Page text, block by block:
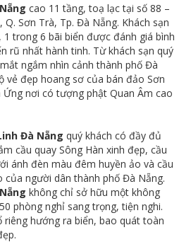
cao 11 tầng, toạ lạc tại số 88 –
Q. Sơn Trà, Tp. Đà Nẵng. Khách sạn
trong 6 bãi biển được đánh giá bình
rũ nhất hành tinh. Từ khách sạn quý
ngắm nhìn cảnh thành phố Đà
vẻ đẹp hoang sơ của bán đảo Sơn
Ứng nơi có tượng phật Quan Âm cao
Đà Nẵng quý khách có đầy đủ
cầu quay Sông Hàn xinh đẹp, cầu
ánh đèn màu đêm huyền ảo và cầu
của người dân thành phố Đà Nẵng.
không chỉ sở hữu một không
phòng nghỉ sang trọng, tiện nghi.
riêng hướng ra biển, bao quát toàn